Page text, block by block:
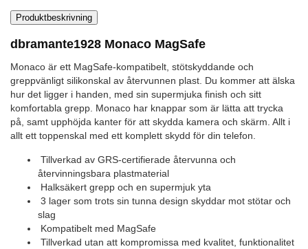
Produktbeskrivning
dbramante1928 Monaco MagSafe
Monaco är ett MagSafe-kompatibelt, stötskyddande och
greppvänligt silikonskal av återvunnen plast. Du kommer att älska
hur det ligger i handen, med sin supermjuka finish och sitt
komfortabla grepp. Monaco har knappar som är lätta att trycka
på, samt upphöjda kanter för att skydda kamera och skärm. Allt i
allt ett toppenskal med ett komplett skydd för din telefon.
Tillverkad av GRS-certifierade återvunna och
återvinningsbara plastmaterial
Halksäkert grepp och en supermjuk yta
3 lager som trots sin tunna design skyddar mot stötar och
slag
Kompatibelt med MagSafe
Tillverkad utan att kompromissa med kvalitet, funktionalitet